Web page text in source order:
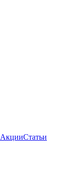
АкцииСтатьи